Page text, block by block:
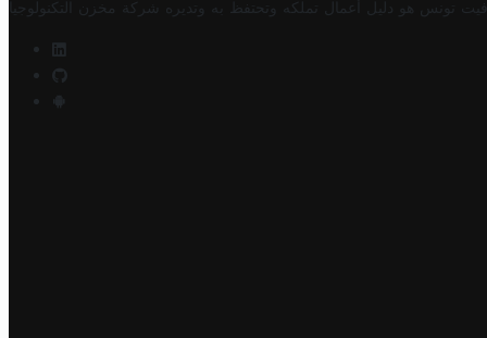
تونس هو دليل أعمال تملكه وتحتفظ به وتديره شركة مخزن التكنولوجيا